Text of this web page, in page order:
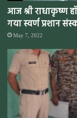
आज श्री राधाकृष्ण
गया स्वर्ण प्रशान
May 7, 2022